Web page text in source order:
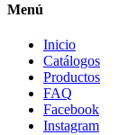
Menú
Inicio
Catálogos
Productos
FAQ
Facebook
Instagram